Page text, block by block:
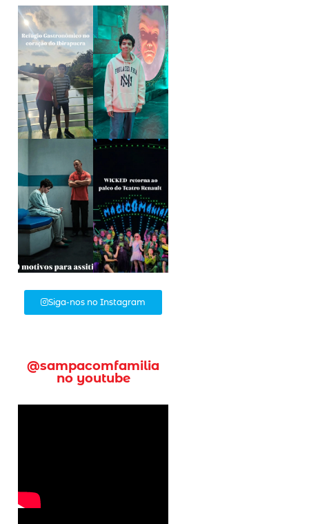
Siga-nos no Instagram
@sampacomfamilia
no youtube